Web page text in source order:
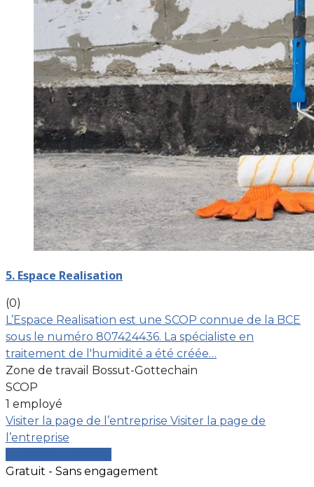
5. Espace Realisation
(0)
L’Espace Realisation est une SCOP connue de la BCE
sous le numéro 807424436. La spécialiste en
traitement de l'humidité a été créée…
Zone de travail Bossut-Gottechain
SCOP
1 employé
Visiter la page de l’entreprise Visiter la page de
l’entreprise
Gratuit - Sans engagement